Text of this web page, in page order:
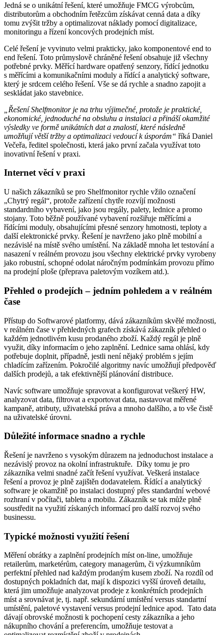
Jedná se o unikátní řešení, které umožňuje FMCG výrobcům,
distributorům a obchodním řetězcům získávat cenná data a díky
tomu zvýšit tržby a optimalizovat náklady pomocí digitalizace,
monitoringu a řízení koncových prodejních míst.
Celé řešení je vyvinuto velmi prakticky, jako komponentové end to
end řešení. Toto průmyslově chráněné řešení obsahuje již všechny
potřebné prvky. Měřící hardware opatřený senzory, řídící jednotku
s měřícími a komunikačními moduly a řídící a analytický software,
který je srdcem celého řešení. Vše se dá rychle a snadno zapojit a
seskládat jako stavebnice.
„Řešení Shelfmonitor je na trhu výjimečné, protože je praktické,
ekonomické, jednoduché na obsluhu a instalaci a přináší okamžité
výsledky ve formě unikátních dat a znalostí, které následně
umožňují větší tržby a optimalizaci vedoucí k úsporám“ říká Daniel
Večeřa, ředitel společnosti, která jako první začala využívat toto
inovativní řešení v praxi.
Internet věcí v praxi
U našich zákazníků se pro Shelfmonitor rychle vžilo označení
„Chytrý regál“, protože zařízení chytře rozvíjí možnosti
standardního vybavení, jako jsou regály, palety, lednice a promo
stojany. Toto běžně používané vybavení rozšiřuje měřícími a
řídícími moduly, obsahujícími přesné senzory hmotnosti, teploty a
další elektronické prvky. Řešení je navrženo jako plně mobilní a
nezávislé na místě svého umístění. Na základě mnoha let testování a
nasazení v reálném provozu jsou všechny elektrické prvky vyrobeny
jako robustní, schopné odolat náročným podmínkám provozu přímo
na prodejní ploše (přeprava paletovým vozíkem atd.).
Přehled o prodejích – jedním pohledem a v reálném
čase
Přístup do Softwarové platformy, dává zákazníkům skvělé možnosti,
v reálném čase v přehledných grafech získává zákazník přehled o
každém jednotlivém kusu prodaného zboží. Každý regál je plně
využit, díky informacím o jeho zaplnění. Lednice sama ohlásí, kdy
potřebuje doplnit, případně, jestli není nějaký problém s jejím
chladícím zařízením. Pokročilé algoritmy navíc umožňují předpověď
dalších prodejů, a tak efektivnější plánování distribuce.
Navíc software umožňuje spravovat a konfigurovat veškerý HW,
analyzovat data, filtrovat a exportovat data, nastavovat měřené
kampaně, atributy, uživatelská práva a mnoho dalšího, a to vše čistě
na uživatelské úrovni.
Důležité informace snadno a rychle
Řešení je navrženo s vysokým důrazem na jednoduchost instalace a
nezávislý provoz na okolní infrastruktuře. Díky tomu je pro
zákazníka velmi snadné začít řešení využívat. Veškerá instalace
řešení a provoz je plně zajištěn dodavatelem. Řídící a analytický
software je okamžitě po instalaci dostupný přes standardní webové
rozhraní v počítači, tabletu a mobilu. Zákazník se tak může plně
soustředit na využití získaných informací pro další rozvoj svého
businessu.
Typické možnosti využití řešení
Měření obrátky a zaplnění prodejních míst on-line, umožňuje
retailerům, marketérům, category managerům, či výzkumníkům
perfektní přehled nad každým prodaným kusem zboží. Na rozdíl od
dostupných pokladních dat, mají k dispozici vyšší úroveň detailu,
která jim umožňuje analyzovat prodeje z konkrétních prodejních
míst a srovnávat je, tj. např. sekundární umístění versus standartní
umístění, paletové vystavení versus prodejní lednice apod. Tato data
dávají obrovské možnosti k pochopení cesty zákazníka a jeho
nákupního chování a preferencím, umožňuje testovat a